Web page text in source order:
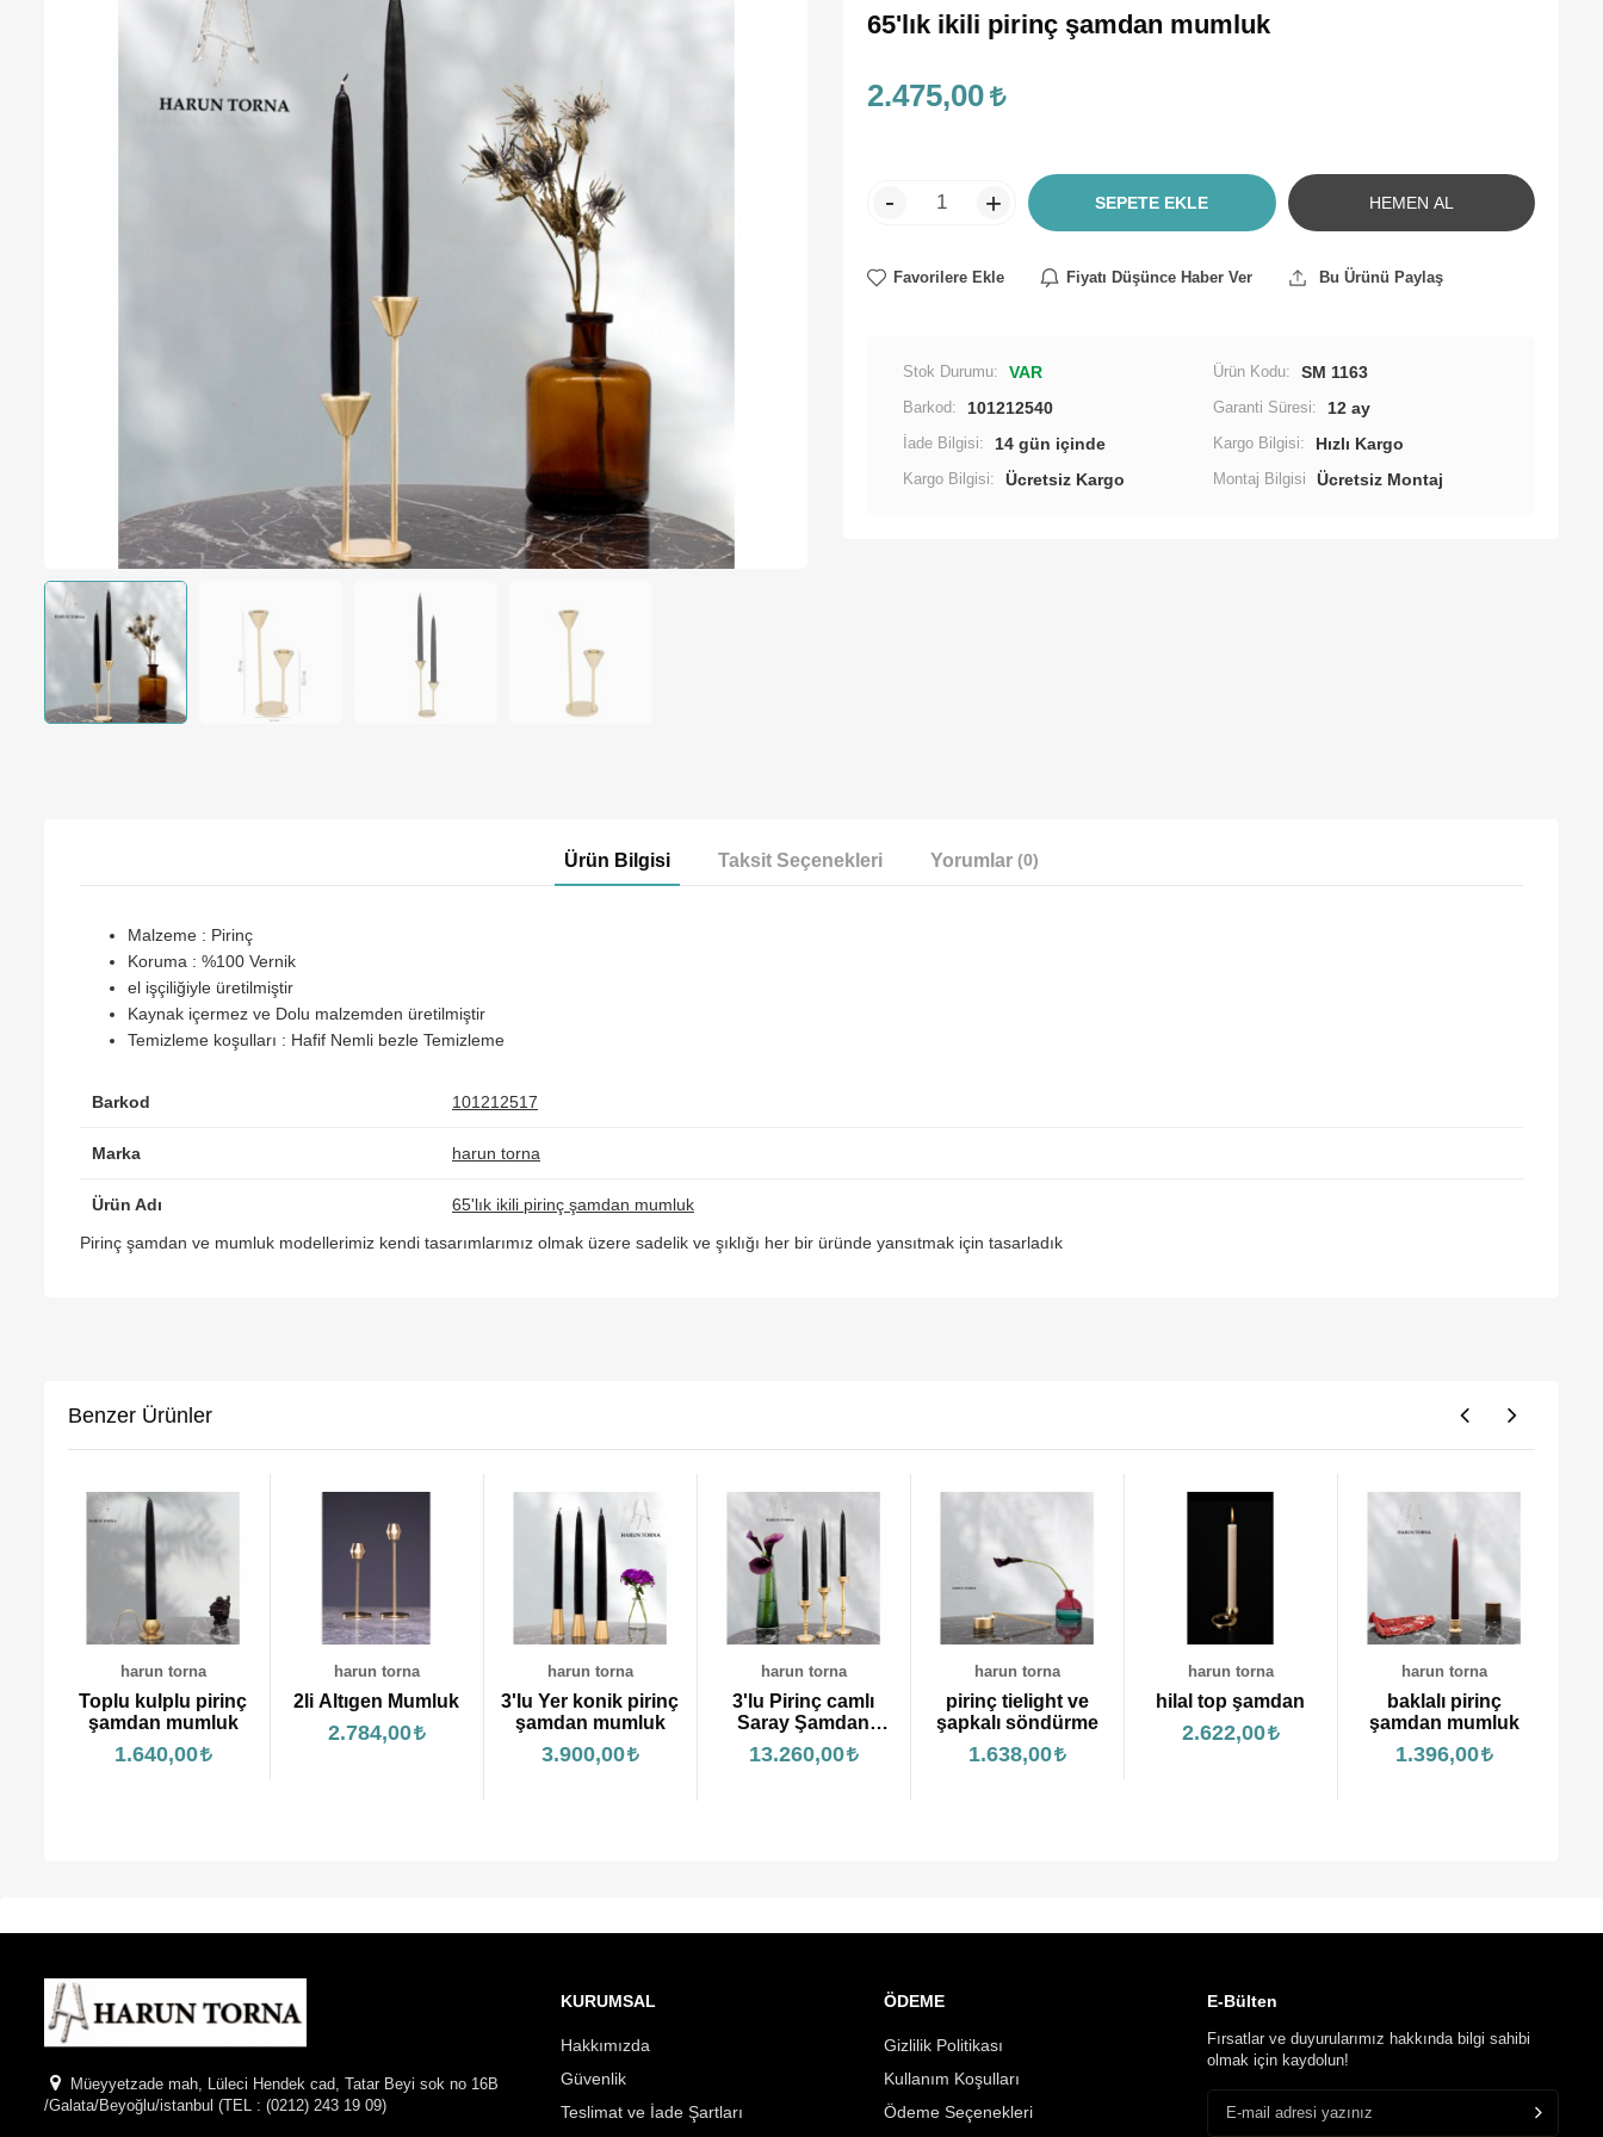
65'lık ikili pirinç şamdan mumluk
2.475,00
- + SEPETE EKLE HEMEN AL
Favorilere Ekle Fiyatı Düşünce Haber Ver Bu Ürünü Paylaş
Stok Durumu: VAR Ürün Kodu: SM 1163
Barkod: 101212540 Garanti Süresi: 12 ay
İade Bilgisi: Kargo Bilgisi: Hızlı Kargo
Kargo Bilgisi: Ücretsiz Kargo Montaj Bilgisi Ücretsiz Montaj
Ürün Bilgisi Taksit Seçenekleri Yorumlar (0)
Malzeme : Pirinç
Koruma : %100 Vernik
el işçiliğiyle üretilmiştir
Kaynak içermez ve Dolu malzemden üretilmiştir
Temizleme koşulları : Hafif Nemli bezle Temizleme
Barkod 101212517
Marka harun torna
Ürün Adı
65'lık ikili pirinç şamdan mumluk
Pirinç şamdan ve mumluk modellerimiz kendi tasarımlarımız olmak üzere sadelik ve şıklığı her bir üründe yansıtmak için tasarladık
Benzer Ürünler
harun torna
2li Altıgen Mumluk
2.784,00
harun torna
3'lu Yer konik pirinç
şamdan mumluk
harun torna
3'lu Pirinç camlı
Saray Şamdan
mumluk
13.260,00
harun torna
pirinç tielight ve
şapkalı söndürme
1.638,00
harun torna
hilal top şamdan
2.622,00
harun torna
baklalı pirinç
şamdan mumluk
harun torna
Takli camli kısa
pirinç şamdan
Müeyyetzade mah, Lüleci Hendek cad, Tatar Beyi sok no 16B
/Galata/Beyoğlu/istanbul (TEL : (0212) 243 19 09)
E-Bülten
Fırsatlar ve duyurularımız hakkında bilgi sahibi
olmak için kaydolun!
KURUMSAL
Hakkımızda
Güvenlik
Teslimat ve İade Şartları
ÖDEME
Gizlilik Politikası
Kullanım Koşulları
Ödeme Seçenekleri